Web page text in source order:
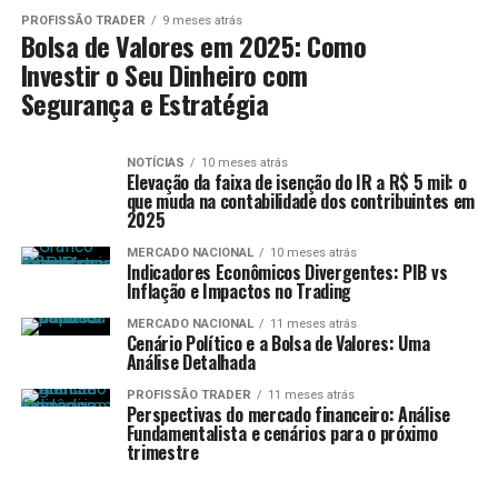
PROFISSÃO TRADER 9 meses atrás
Bolsa de Valores em 2025: Como
Investir o Seu Dinheiro com
Segurança e Estratégia
NOTÍCIAS 10 meses atrás
Elevação da faixa de isenção do IR a R$ 5 mil: o
que muda na contabilidade dos contribuintes em
2025
MERCADO NACIONAL 10 meses atrás
Indicadores Econômicos Divergentes: PIB vs
Inflação e Impactos no Trading
MERCADO NACIONAL 11 meses atrás
Cenário Político e a Bolsa de Valores: Uma
Análise Detalhada
PROFISSÃO TRADER 11 meses atrás
Perspectivas do mercado financeiro: Análise
Fundamentalista e cenários para o próximo
trimestre